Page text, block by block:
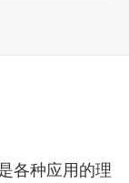
各种应用的理